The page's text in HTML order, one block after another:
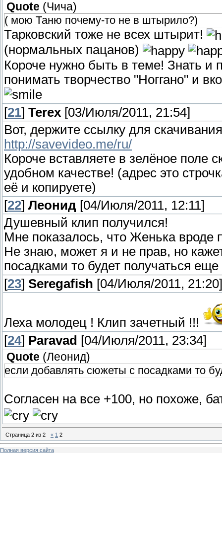
Quote (Чича)
( мою Таню почему-то не в штырило?)
Тарковский тоже не всех штырит!
(нормальных пацанов)
Короче нужно быть в теме! Знать и
понимать творчество "Ноггано" и
[21] Terex [03/Июля/2011, 21:54]
Вот, держите ссылку для
http://savevideo.me/ru/
Короче вставляете в зелёное поле
удобном качестве! (адрес это
её и копируете)
[22] Леонид [04/Июля/2011, 12:11]
Душевный клип получился!
Мне показалось, что Женька вроде
Не знаю, может я и не прав, но
посадками то будет получаться
[23] Seregafish [04/Июля/2011, 21:20]
Леха молодец ! Клип зачетный !!!
[24] Paravad [04/Июля/2011, 23:34]
Quote (Леонид)
если добавлять сюжеты с посадками то
Согласен на все +100, но похоже,
Страница 2 из 2 « 1 2
Полная версия сайта